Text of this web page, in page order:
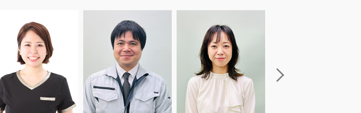
やり遂げる力
挑戦することはリスクもありますが、社風として「良し」とし
ています。たとえ失敗したとしても、学ぶことで次に活かせれ
ばそれは高い価値があると考えます。アクティグループはそれ
ぞれのキャリアを尊重し、「共通の価値観」を持ってスタッフ
のやりがいと情熱を大切にしています。年齢や入社年次に関わ